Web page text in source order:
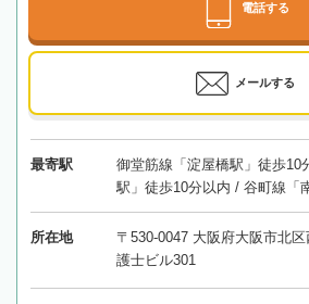
電話する
メールする
最寄駅
御堂筋線「淀屋橋駅」徒歩10
駅」徒歩10分以内 / 谷町線「
所在地
〒530-0047 大阪府大阪市北
護士ビル301